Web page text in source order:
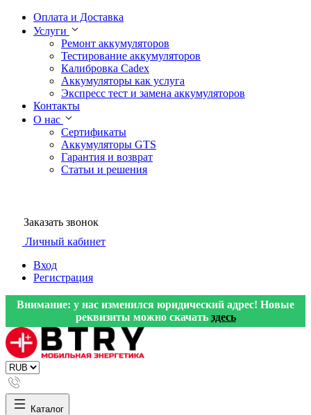
Оплата и Доставка
Услуги
Ремонт аккумуляторов
Тестирование аккумуляторов
Калибровка Cadex
Аккумуляторы как услуга
Экспресс тест и замена аккумуляторов
Контакты
О нас
Сертификаты
Аккумуляторы GTS
Гарантия и возврат
Статьи и решения
Заказать звонок
Личный кабинет
Вход
Регистрация
Внимание: у нас изменился юридический адрес! Новые
реквизиты можно скачать здесь
Каталог